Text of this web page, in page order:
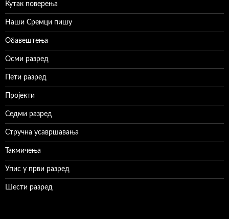
Кутак поверења
Наши Сремци пишу
Обавештења
Осми разред
Пети разред
Пројекти
Седми разред
Стручна усавршавања
Такмичења
Упис у први разред
Шести разред